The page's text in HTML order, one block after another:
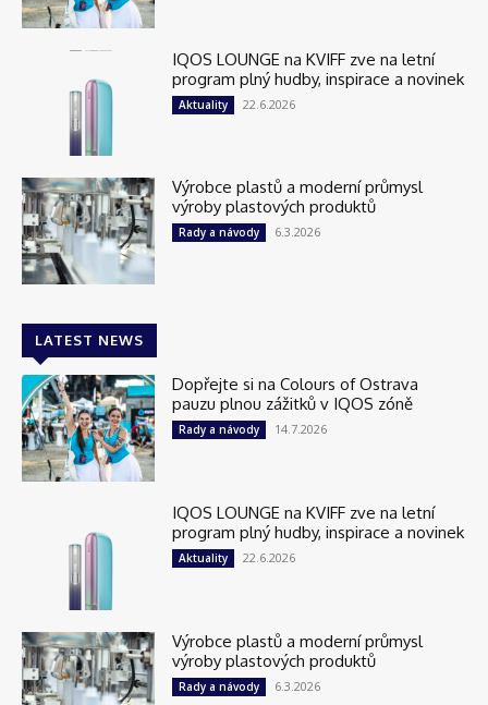
IQOS LOUNGE na KVIFF zve na letní
program plný hudby, inspirace a novinek
Aktuality 22.6.2026
Výrobce plastů a moderní průmysl
výroby plastových produktů
Rady a návody 6.3.2026
LATEST NEWS
Dopřejte si na Colours of Ostrava
pauzu plnou zážitků v IQOS zóně
Rady a návody 14.7.2026
IQOS LOUNGE na KVIFF zve na letní
program plný hudby, inspirace a novinek
Aktuality 22.6.2026
Výrobce plastů a moderní průmysl
výroby plastových produktů
Rady a návody 6.3.2026